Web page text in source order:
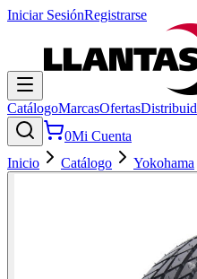
Iniciar SesiónRegistrarse
CatálogoMarcasOfertas
0Mi Cuenta
Inicio
Catálogo Yokohama